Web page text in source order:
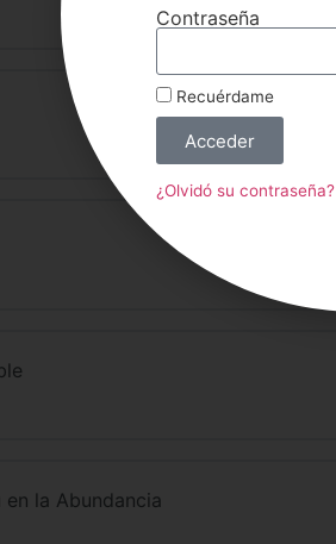
la Abundancia
Contraseña
Recuérdame
Acceder
¿Olvidó su contraseña?